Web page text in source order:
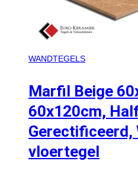
WANDTEGELS
Marfil Beige
60x120cm,
Gerectificeerd,
vloertegel